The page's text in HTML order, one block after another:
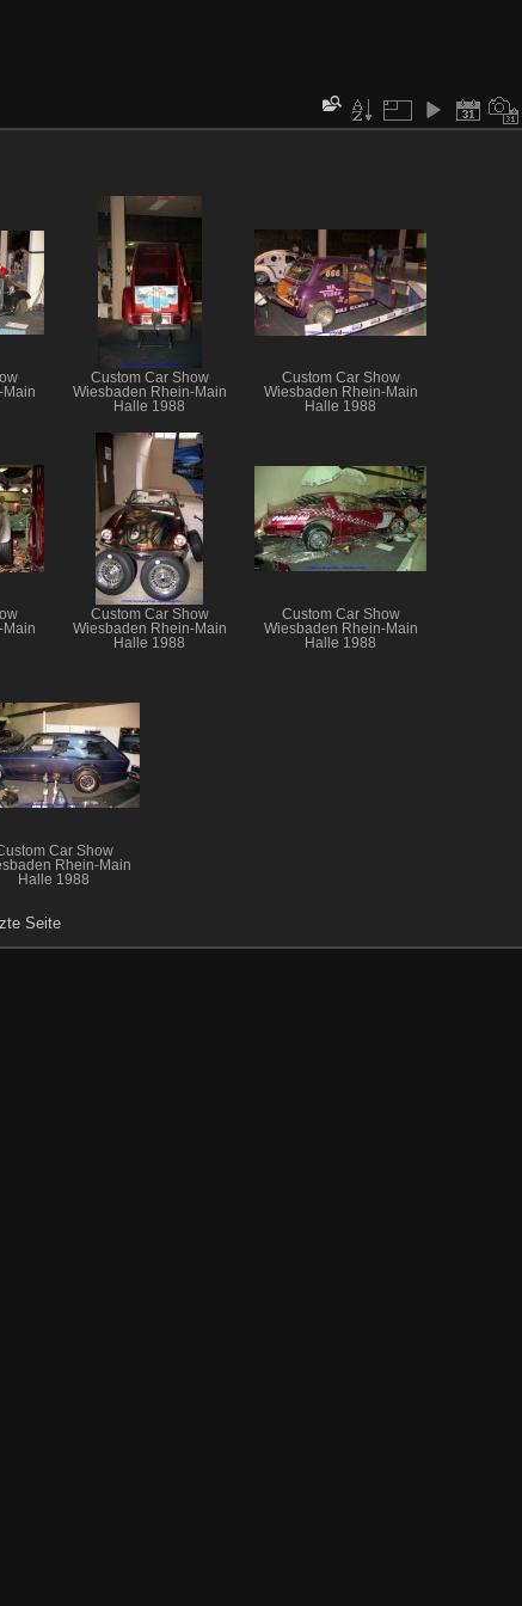
Main
Custom Car Show
Wiesbaden Rhein-Main
Halle 1988
Custom Car Show
Wiesbaden Rhein-Main
Halle 1988
Main
Custom Car Show
Wiesbaden Rhein-Main
Halle 1988
Custom Car Show
Wiesbaden Rhein-Main
Halle 1988
Car Show
Rhein-Main
Halle 1988
Seite